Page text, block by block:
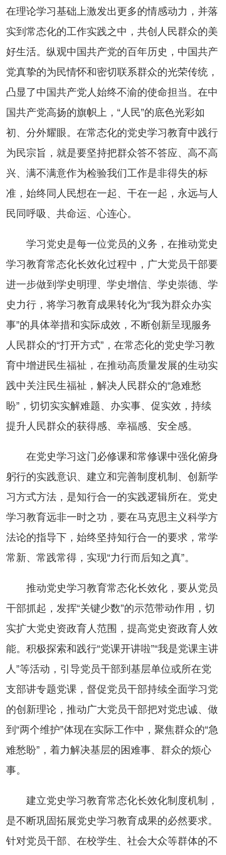
在理论学习基础上激发出更多的情感动力，并落
实到常态化的工作实践之中，共创人民群众的美
好生活。纵观中国共产党的百年历史，中国共产
党真挚的为民情怀和密切联系群众的光荣传统，
凸显了中国共产党人始终不渝的使命担当。在中
国共产党高扬的旗帜上，“人民”的底色光彩如
初、分外耀眼。在常态化的党史学习教育中践行
为民宗旨，就是要坚持把群众答不答应、高不高
兴、满不满意作为检验我们工作是非得失的标
准，始终同人民想在一起、干在一起，永远与人
民同呼吸、共命运、心连心。
学习党史是每一位党员的义务，在推动党史
学习教育常态化长效化过程中，广大党员干部要
进一步做到学史明理、学史增信、学史崇德、学
史力行，将学习教育成果转化为“我为群众办实
事”的具体举措和实际成效，不断创新呈现服务
人民群众的“打开方式”，在常态化的党史学习教
育中增进民生福祉，在推动高质量发展的生动实
践中关注民生福祉，解决人民群众的“急难愁
盼”，切切实实解难题、办实事、促实效，持续
提升人民群众的获得感、幸福感、安全感。
在党史学习这门必修课和常修课中强化俯身
躬行的实践意识、建立和完善制度机制、创新学
习方式方法，是知行合一的实践逻辑所在。党史
学习教育远非一时之功，要在马克思主义科学方
法论的指导下，始终坚持知行合一的要求，常学
常新、常践常得，实现“力行而后知之真”。
推动党史学习教育常态化长效化，要从党员
干部抓起，发挥“关键少数”的示范带动作用，切
实扩大党史资政育人范围，提高党史资政育人效
能。积极探索和践行“党课开讲啦”“我是党课主讲
人”等活动，引导党员干部到基层单位或所在党
支部讲专题党课，督促党员干部持续全面学习党
的创新理论，推动广大党员干部把对党忠诚、做
到“两个维护”体现在实际工作中，聚焦群众的“急
难愁盼”，着力解决基层的困难事、群众的烦心
事。
建立党史学习教育常态化长效化制度机制，
是不断巩固拓展党史学习教育成果的必然要求。
针对党员干部、在校学生、社会大众等群体的不